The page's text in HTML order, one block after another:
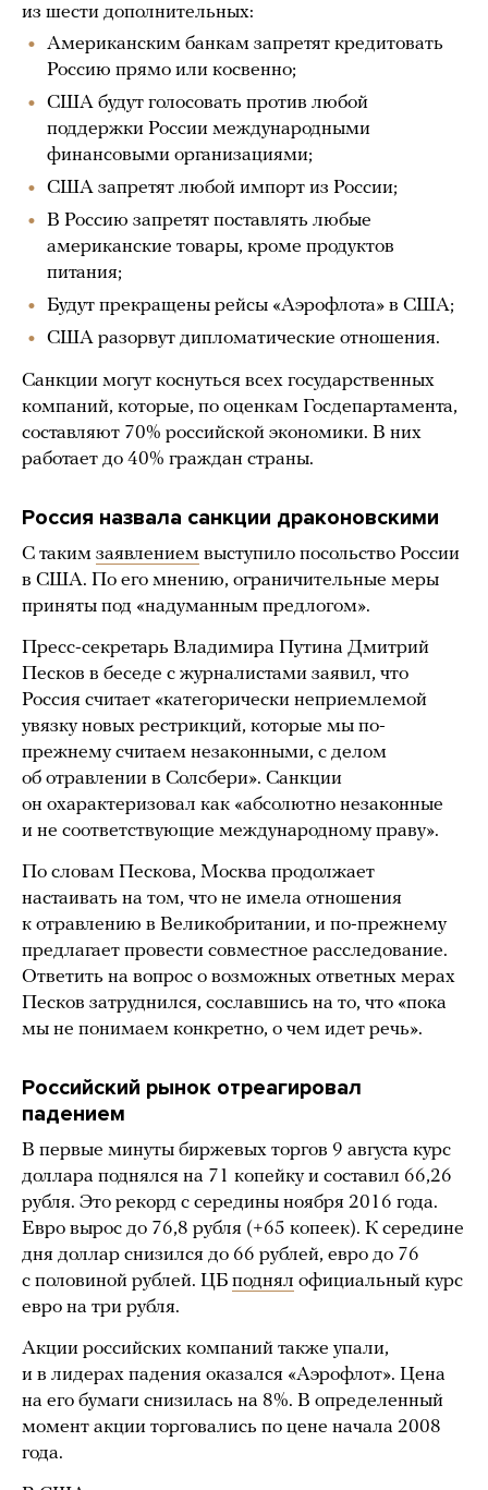
из шести дополнительных:
Американским банкам запретят кредитовать
Россию прямо или косвенно;
США будут голосовать против любой
поддержки России международными
финансовыми организациями;
США запретят любой импорт из России;
В Россию запретят поставлять любые
американские товары, кроме продуктов
питания;
Будут прекращены рейсы «Аэрофлота» в США;
США разорвут дипломатические отношения.
Санкции могут коснуться всех государственных
компаний, которые, по оценкам Госдепартамента,
составляют 70% российской экономики. В них
работает до 40% граждан страны.
Россия назвала санкции драконовскими
С таким заявлением выступило посольство России
в США. По его мнению, ограничительные меры
приняты под «надуманным предлогом».
Пресс-секретарь Владимира Путина Дмитрий
Песков в беседе с журналистами заявил, что
Россия считает «категорически неприемлемой
увязку новых рестрикций, которые мы по-
прежнему считаем незаконными, с делом
об отравлении в Солсбери». Санкции
он охарактеризовал как «абсолютно незаконные
и не соответствующие международному праву».
По словам Пескова, Москва продолжает
настаивать на том, что не имела отношения
к отравлению в Великобритании, и по-прежнему
предлагает провести совместное расследование.
Ответить на вопрос о возможных ответных мерах
Песков затруднился, сославшись на то, что «пока
мы не понимаем конкретно, о чем идет речь».
Российский рынок отреагировал
падением
В первые минуты биржевых торгов 9 августа курс
доллара поднялся на 71 копейку и составил 66,26
рубля. Это рекорд с середины ноября 2016 года.
Евро вырос до 76,8 рубля (+65 копеек). К середине
дня доллар снизился до 66 рублей, евро до 76
с половиной рублей. ЦБ поднял официальный курс
евро на три рубля.
Акции российских компаний также упали,
и в лидерах падения оказался «Аэрофлот». Цена
на его бумаги снизилась на 8%. В определенный
момент акции торговались по цене начала 2008
года.